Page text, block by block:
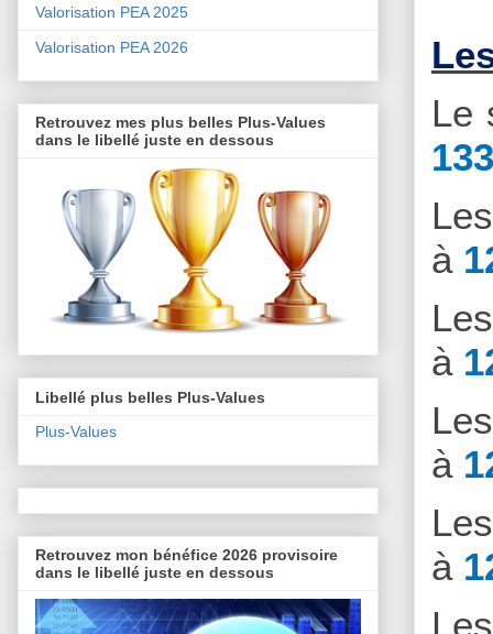
Le
à
à
à
à
Valorisation PEA 2025
Valorisation PEA 2026
Retrouvez mes plus belles Plus-Values
dans le libellé juste en dessous
Libellé plus belles Plus-Values
Plus-Values
Retrouvez mon bénéfice 2026 provisoire
dans le libellé juste en dessous